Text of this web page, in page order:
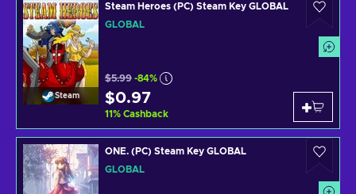
Steam
Steam Heroes (PC) Steam Key GLOBAL
GLOBAL
$5.99 -84%
$0.97
11% Cashback
ONE. (PC) Steam Key GLOBAL
GLOBAL